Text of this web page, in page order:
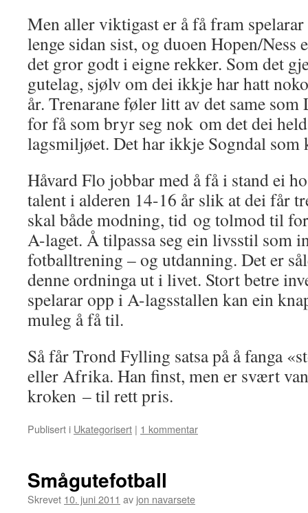
Men aller viktigast er å få fram
lenge sidan sist, og duoen Hopen/Ness
det gror godt i eigne rekker. Som det
gutelag, sjølv om dei ikkje har hatt
år. Trenarane føler litt av det same
for få som bryr seg nok om det dei
lagsmiljøet. Det har ikkje Sogndal
Håvard Flo jobbar med å få i stand ei
talent i alderen 14-16 år slik at dei får
skal både modning, tid og tolmod til
A-laget. Å tilpassa seg ein livsstil som
fotballtrening – og utdanning. Det er
denne ordninga ut i livet. Stort betre
spelarar opp i A-lagsstallen kan ein
muleg å få til.
Så får Trond Fylling satsa på å fanga
eller Afrika. Han finst, men er svært
kroken – til rett pris.
Publisert i Ukategorisert | 1 kommentar
Smågutefotball
Skrevet 10. juni 2011 av jon navarsete